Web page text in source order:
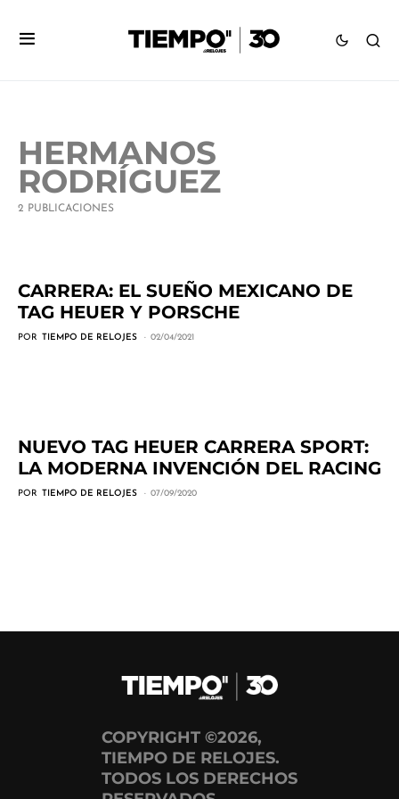
HERMANOS
RODRÍGUEZ
2 PUBLICACIONES
CARRERA: EL SUEÑO MEXICANO DE
TAG HEUER Y PORSCHE
POR TIEMPO DE RELOJES 02/04/2021
NUEVO TAG HEUER CARRERA SPORT:
LA MODERNA INVENCIÓN DEL RACING
POR TIEMPO DE RELOJES 07/09/2020
COPYRIGHT ©2026,
TIEMPO DE RELOJES.
TODOS LOS DERECHOS